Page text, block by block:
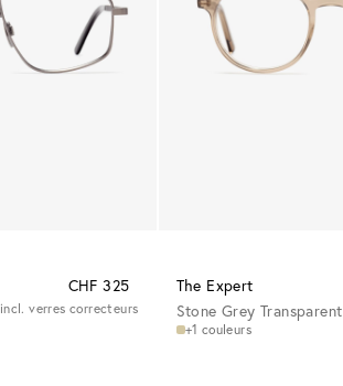
CHF 325
incl. verres correcteurs
The Expert
Stone Grey Transparent
+1 couleurs